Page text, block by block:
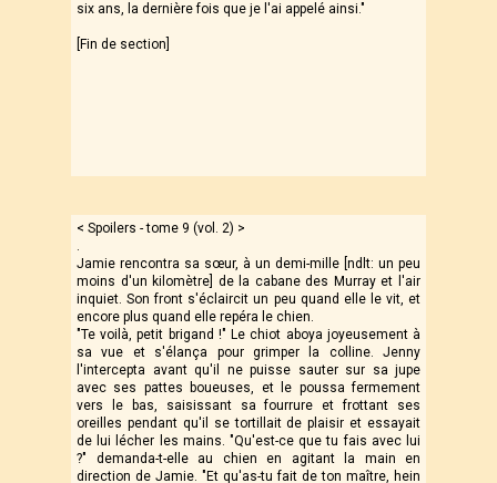
six ans, la dernière fois que je l'ai appelé ainsi."
[Fin de section]
< Spoilers - tome 9 (vol. 2) >
.
Jamie rencontra sa sœur, à un demi-mille [ndlt: un peu
moins d'un kilomètre] de la cabane des Murray et l'air
inquiet. Son front s'éclaircit un peu quand elle le vit, et
encore plus quand elle repéra le chien.
"Te voilà, petit brigand !" Le chiot aboya joyeusement à
sa vue et s'élança pour grimper la colline. Jenny
l'intercepta avant qu'il ne puisse sauter sur sa jupe
avec ses pattes boueuses, et le poussa fermement
vers le bas, saisissant sa fourrure et frottant ses
oreilles pendant qu'il se tortillait de plaisir et essayait
de lui lécher les mains. "Qu'est-ce que tu fais avec lui
?" demanda-t-elle au chien en agitant la main en
direction de Jamie. "Et qu'as-tu fait de ton maître, hein